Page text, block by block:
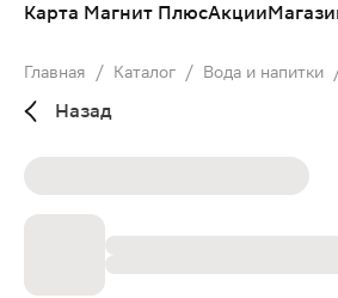
Карта Магнит ПлюсАкции
Главная / Каталог / Вода и напитки
Назад